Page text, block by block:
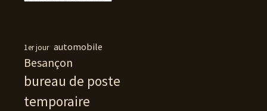
1er jour automobile
Besançon
bureau de poste
temporaire